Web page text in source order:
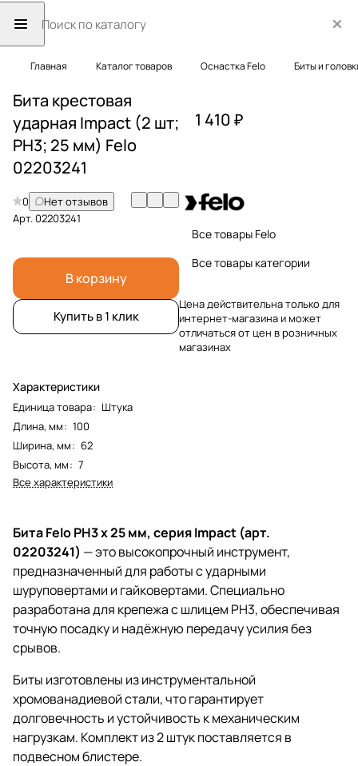
Главная Каталог товаров Оснастка Felo Биты и
Бита крестовая
ударная Impact (2 шт;
PH3; 25 мм) Felo
02203241
0
Нет отзывов
Арт.02203241
В корзину
Купить в 1 клик
Характеристики
Единица товара: Штука
Длина, мм: 100
Ширина, мм: 62
Высота, мм: 7
Все характеристики
1 410 ₽
Все товары Felo
Все товары категории
Цена действительна только для
интернет-магазина и может
отличаться от цен в розничных
магазинах
Бита Felo PH3 x 25 мм, серия Impact (арт.
02203241) — это высокопрочный инструмент,
предназначенный для работы с ударными
шуруповертами и гайковертами. Специально
разработана для крепежа с шлицем PH3, обеспечивая
точную посадку и надёжную передачу усилия без
срывов.
Биты изготовлены из инструментальной
хромованадиевой стали, что гарантирует
долговечность и устойчивость к механическим
нагрузкам. Комплект из 2 штук поставляется в
подвесном блистере.